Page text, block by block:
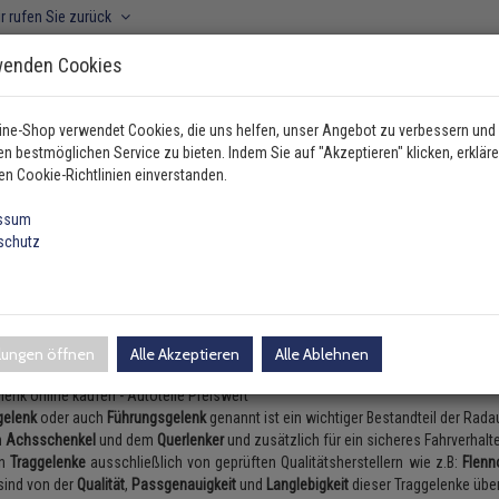
rufen Sie zurück
manuell wählen
Traggelenk online bei
oder auch Führungsgelenkgenannt ist ein wichtiger Bestandteil der
Achsschenkel und dem Querlenkerund zusätzlich für ein sicheres
Traggelenke ausschließlich von geprüften Qualitätsherstellern wie z.B:
von der Qualität, Passgenauigkeit und Langlebigkeitdieser Traggelenke
Cookies
Shop verwendet Cookies, die uns helfen, unser Angebot zu verbessern und
bestmöglichen Service zu bieten. Indem Sie auf "Akzeptieren" klicken,
Cookie-Richtlinien einverstanden.
öffnen Alle Akzeptieren Alle Ablehnen